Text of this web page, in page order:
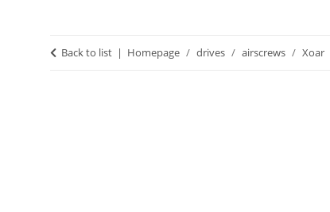
Back to list Homepage drives airscrews Xoar